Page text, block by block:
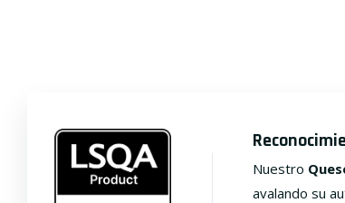
Nuestro
avalando su